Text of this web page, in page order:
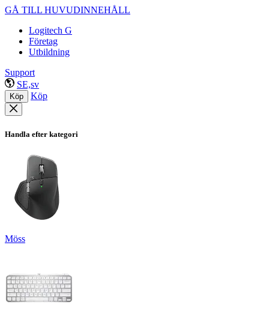
GÅ TILL HUVUDINNEHÅLL
Logitech G
Företag
Utbildning
Support
SE,sv
Köp Köp
Handla efter kategori
Möss